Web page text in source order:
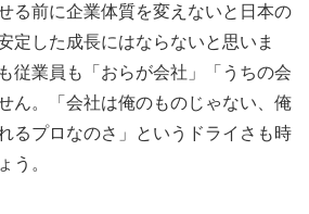
る前に企業体質を変えないと日本の
定した成長にはならないと思いま
従業員も「おらが会社」「うちの会
ん。「会社は俺のものじゃない、俺
るプロなのさ」というドライさも時
う。